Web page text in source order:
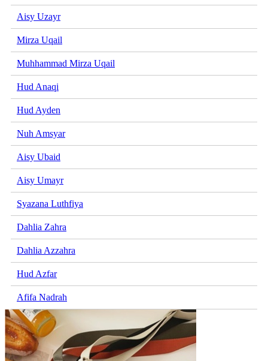
Aisy Uzayr
Mirza Uqail
Muhhammad Mirza Uqail
Hud Anaqi
Hud Ayden
Nuh Amsyar
Aisy Ubaid
Aisy Umayr
Syazana Luthfiya
Dahlia Zahra
Dahlia Azzahra
Hud Azfar
Afifa Nadrah